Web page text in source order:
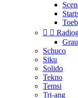
 
Schuco
Siku
Solido
Tekno
Temsi
Tri-ang